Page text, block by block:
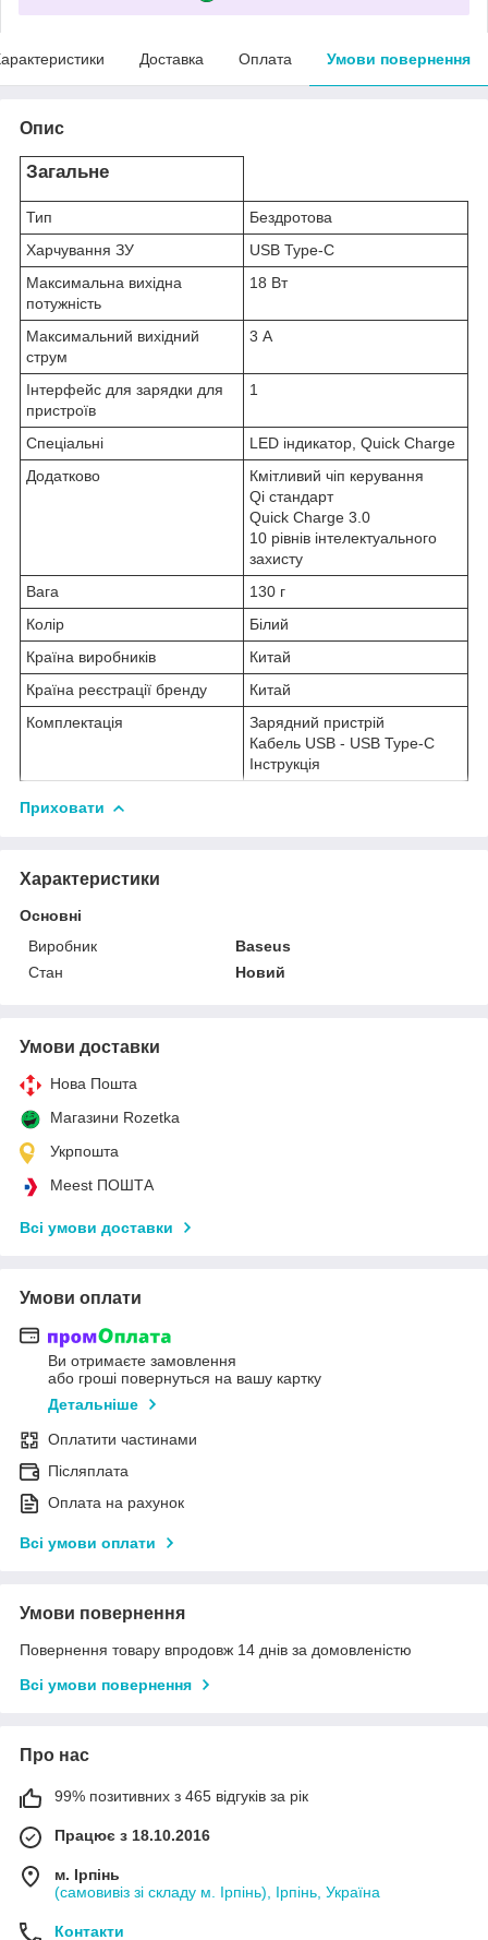
Доставка Оплата Умови повернення
Опис
Загальне
Тип
Бездротова
Харчування ЗУ
USB Type-C
Максимальна вихідна
потужність
18 Вт
Максимальний вихідний
струм
3 А
Інтерфейс для зарядки для
пристроїв
1
Спеціальні
LED індикатор, Quick Charge
Додатково
Кмітливий чіп керування
Qi стандарт
Quick Charge 3.0
10 рівнів інтелектуального
захисту
Вага
130 г
Колір
Білий
Країна виробників
Китай
Країна реєстрації бренду
Китай
Комплектація
Зарядний пристрій
Кабель USB - USB Type-C
Інструкція
Приховати
Характеристики
Основні
Виробник
Baseus
Стан
Новий
Умови доставки
Нова Пошта
Магазини Rozetka
Укрпошта
Meest ПОШТА
Всі умови доставки
Умови оплати
Ви отримаєте замовлення
або гроші повернуться на вашу картку
Детальніше
Оплатити частинами
Післяплата
Оплата на рахунок
Всі умови оплати
Умови повернення
Повернення товару впродовж 14 днів за домовленістю
Всі умови повернення
Про нас
99% позитивних з 465 відгуків за рік
Працює з 18.10.2016
м. Ірпінь
(самовивіз зі складу м. Ірпінь), Ірпінь, Україна
Контакти